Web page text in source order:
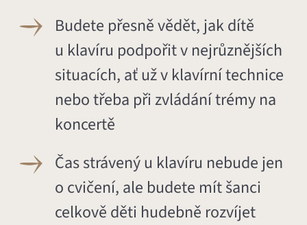
Budete přesně vědět, jak dítě
u klavíru podpořit v nejrůznějších
situacích, ať už v klavírní technice
nebo třeba při zvládání trémy na
koncertě
Čas strávený u klavíru nebude jen
o cvičení, ale budete mít šanci
celkově děti hudebně rozvíjet